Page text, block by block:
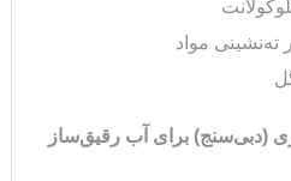
ته‌نشینی مواد
(دبی‌سنج) برای آب رقیق‌ساز